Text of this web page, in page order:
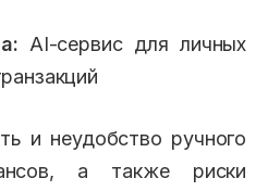
AI-сервис для личных
и неудобство ручного
а также риски